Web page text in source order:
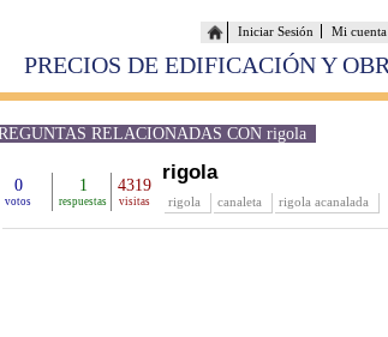
Mi cuenta
Iniciar Sesión
PRECIOS DE EDIFICACIÓN Y
RELACIONADAS CON rigola
0
votos
1
respuestas
4319
visitas
rigola
rigola canaleta rigola acanalada